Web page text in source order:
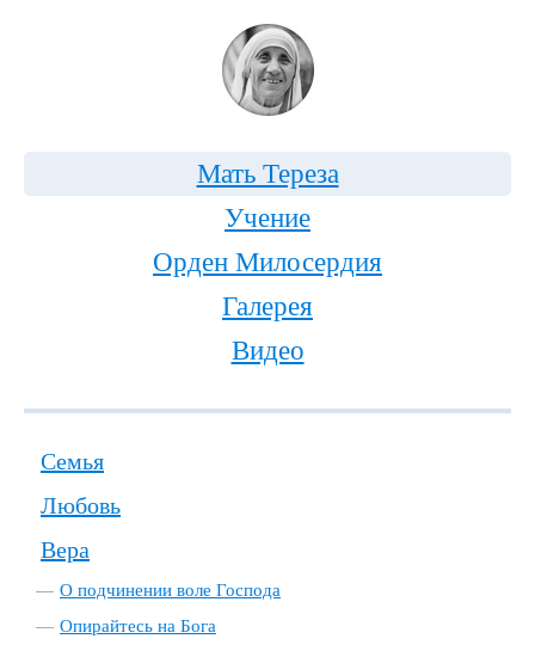
Мать Тереза
Учение
Орден Милосердия
Галерея
Видео
Семья
Любовь
Вера
О подчинении воле Господа
Опирайтесь на Бога